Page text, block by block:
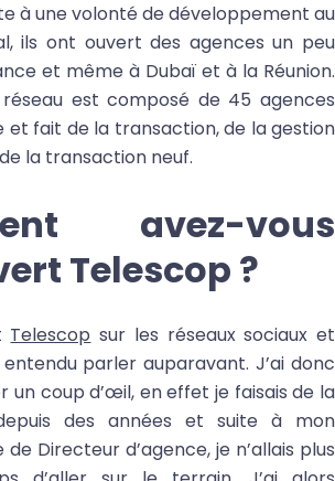
à une volonté de développement au
ils ont ouvert des agences un peu
et même à Dubaï et à la Réunion.
réseau est composé de 45 agences
et fait de la transaction, de la gestion
la transaction neuf.
avez-vous
Telescop ?
Telescop sur les réseaux sociaux et
entendu parler auparavant. J’ai donc
un coup d’œil, en effet je faisais de la
des années et suite à mon
Directeur d’agence, je n’allais plus